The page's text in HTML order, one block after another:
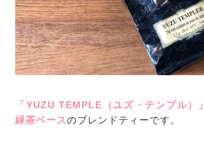
「YUZU TEMPLE（ユズ・テンプル）」
緑茶ベースのブレンドティーです。